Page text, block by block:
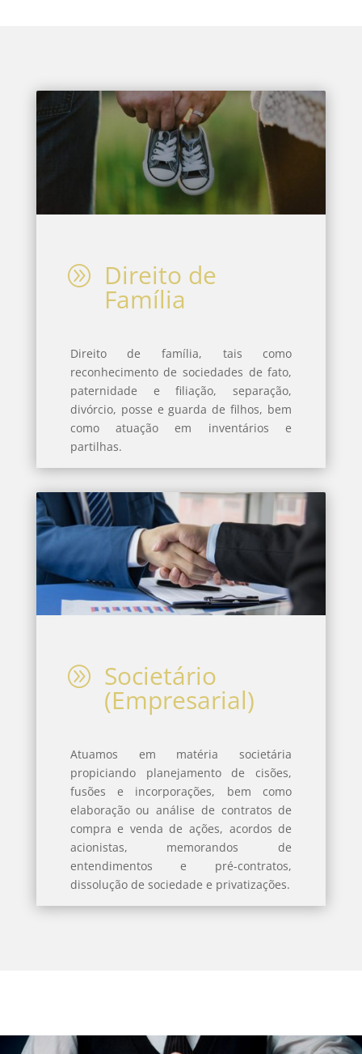
A Direito de
Família
Direito de família, tais como
reconhecimento de sociedades de fato,
paternidade e filiação, separação,
divórcio, posse e guarda de filhos, bem
como atuação em inventários e
partilhas.
A Societário
(Empresarial)
Atuamos em matéria societária
propiciando planejamento de cisões,
fusões e incorporações, bem como
elaboração ou análise de contratos de
compra e venda de ações, acordos de
acionistas, memorandos de
entendimentos e pré-contratos,
dissolução de sociedade e privatizações.